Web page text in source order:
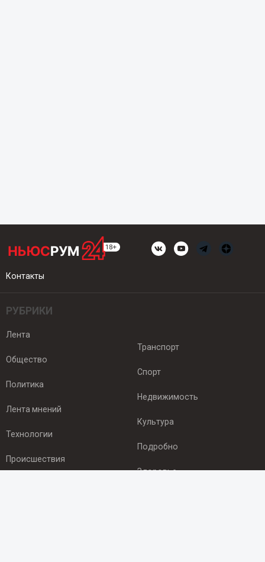
Контакты
РУБРИКИ
Лента
Общество
Политика
Лента мнений
Технологии
Происшествия
Транспорт
Спорт
Недвижимость
Культура
Подробно
Здоровье